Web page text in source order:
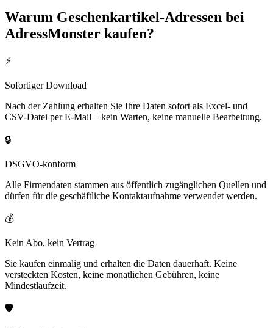
Warum Geschenkartikel-Adressen bei
AdressMonster kaufen?
⚡
Sofortiger Download
Nach der Zahlung erhalten Sie Ihre Daten sofort als Excel- und
CSV-Datei per E-Mail – kein Warten, keine manuelle Bearbeitung.
🔒
DSGVO-konform
Alle Firmendaten stammen aus öffentlich zugänglichen Quellen und
dürfen für die geschäftliche Kontaktaufnahme verwendet werden.
💰
Kein Abo, kein Vertrag
Sie kaufen einmalig und erhalten die Daten dauerhaft. Keine
versteckten Kosten, keine monatlichen Gebühren, keine
Mindestlaufzeit.
🛡️